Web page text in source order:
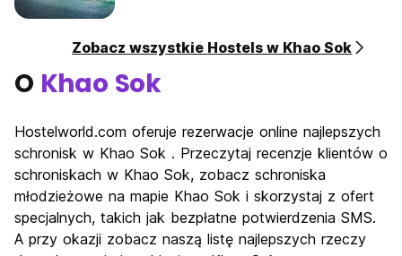
Zobacz wszystkie Hostels w Khao Sok
O Khao Sok
Hostelworld.com oferuje rezerwacje online najlepszych
schronisk w Khao Sok . Przeczytaj recenzje klientów o
schroniskach w Khao Sok, zobacz schroniska
młodzieżowe na mapie Khao Sok i skorzystaj z ofert
specjalnych, takich jak bezpłatne potwierdzenia SMS.
A przy okazji zobacz naszą listę najlepszych rzeczy